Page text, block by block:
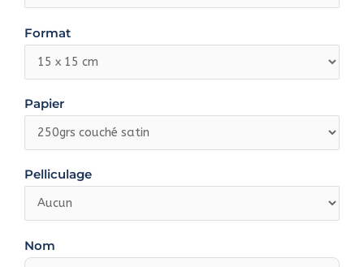
Format
Papier
Pelliculage
Nom